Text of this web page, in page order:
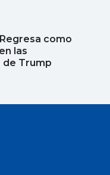
como
las
de Trump